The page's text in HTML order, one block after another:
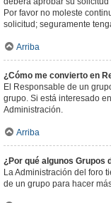
Por favor no moleste
solicitud; seguramente
Arriba
¿Cómo me convierto en
El Responsable de un
grupo. Si está interesado
Administración.
Arriba
¿Por qué algunos Grupos
La Administración del foro
de un grupo para hacer